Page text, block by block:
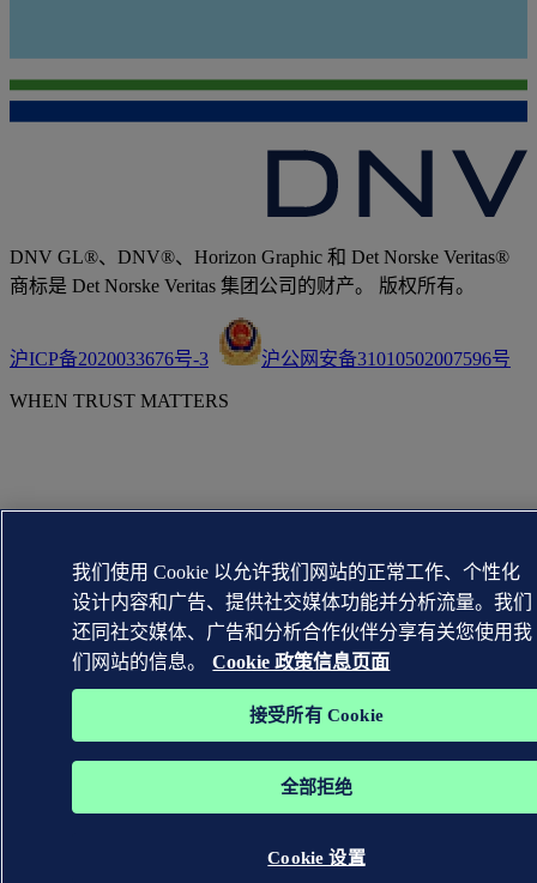
DNV GL®、DNV®、Horizon Graphic 和 Det Norske Veritas®
商标是 Det Norske Veritas 集团公司的财产。 版权所有。
沪ICP备2020033676号-3 沪公网安备31010502007596号
WHEN TRUST MATTERS
我们使用 Cookie 以允许我们网站的正常工作、个性化
设计内容和广告、提供社交媒体功能并分析流量。我们
还同社交媒体、广告和分析合作伙伴分享有关您使用我
们网站的信息。
Cookie 政策信息页面
接受所有 Cookie
全部拒绝
Cookie 设置